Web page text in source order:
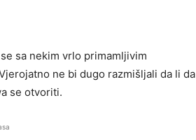
sa nekim vrlo primamljivim
ne bi dugo razmišljali da li da
se otvoriti.